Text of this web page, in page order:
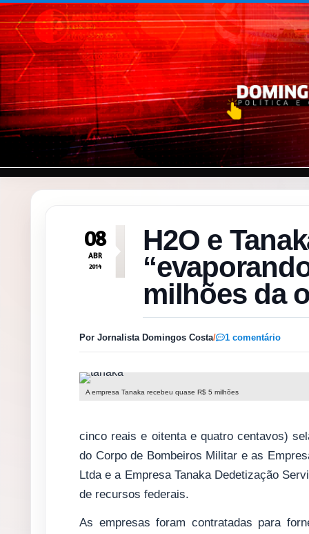
Pular para o conteúdo
08
ABR
2014
H2O e
milhões da
Por Jornalista Domingos Costa/ 1 comentário
A empresa Tanaka recebeu quase R$ 5 milhões
cinco reais e oitenta e quatro centavos)
do Corpo de Bombeiros Militar e as
Ltda e a Empresa Tanaka Dedetização
de recursos federais.
As empresas foram contratadas para